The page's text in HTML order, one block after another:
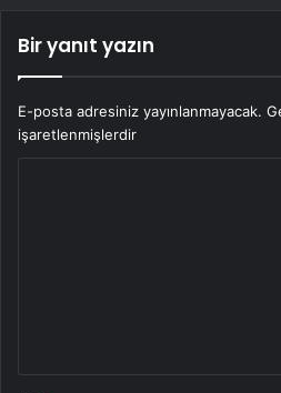
Bir yanıt yazın
E-posta adresiniz yayınlanmayacak.
işaretlenmişlerdir